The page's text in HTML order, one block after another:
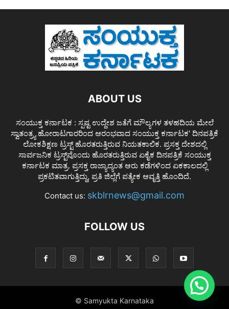
ABOUT US
ಸಂಯುಕ್ತ ಕರ್ನಾಟಕ : ಸ್ಪಷ್ಟ ಉದ್ದೇಶ ಜತೆಗೆ ಮೌಲ್ಯಗಳ ತಳಹದಿಯ ಮೇಲೆ
ಸ್ವಾತಂತ್ರ್ಯ ಹೋರಾಟಗಾರರಿಂದ ಆರಂಭವಾದ ಸಂಯುಕ್ತ ಕರ್ನಾಟಕ' ದಿನಪತ್ರಿಕೆ
ಲೋಕಶಿಕ್ಷಣ ಟ್ರಸ್ಟ್ ಹೊರತರುತ್ತಿರುವ ನಿಯತಕಾಲಿಕ. ಪ್ರಸಕ್ತ ದೇಶದಲ್ಲಿ
ಸಾರ್ವಜನಿಕ ಟ್ರಸ್ಟ್‌ವೊಂದು ಹೊರತರುತ್ತಿರುವ ಏಕೈಕ ದಿನಪತ್ರಿಕೆ ಸಂಯುಕ್ತ
ಕರ್ನಾಟಕ ಮಾತ್ರ. ಪ್ರಸಕ್ತ ರಾಜ್ಯಾದ್ಯಂತ ಆರು ಕಡೆಗಳಿಂದ ಏಕಕಾಲದಲ್ಲಿ
ಪ್ರಕಟಿತವಾಗುತ್ತಿದ್ದು, ಪ್ರತಿ ಜಿಲ್ಲೆಗೆ ಪತ್ಯೇಕ ಆವೃತ್ತಿ ಹೊಂದಿದೆ.
Contact us: skblrnews@gmail.com
FOLLOW US
© Samyukta Karnataka